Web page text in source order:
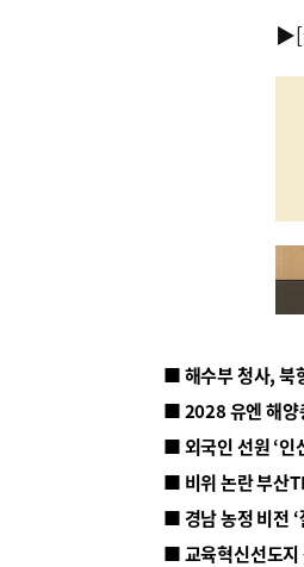
▶
■ 해수부 청사, 북
■ 2028 유엔 해양
■ 외국인 선원 ‘인
■ 비위 논란 부산